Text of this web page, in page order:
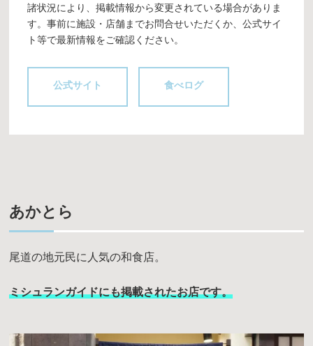
諸状況により、掲載情報から変更されている場合がありま
す。事前に施設・店舗までお問合せいただくか、公式サイ
ト等で最新情報をご確認ください。
公式サイト 食べログ
あかとら
尾道の地元民に人気の和食店。
ミシュランガイドにも掲載されたお店です。